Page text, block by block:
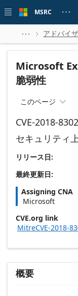
 main
MSRC 
  アドバイ
Microsoft
脆弱性
このページ 
CVE-2018-8302
セキュリティ
リリース日:
最終更新日:
Assigning CNA
Microsoft
CVE.org link
MitreCVE-2018-
概要